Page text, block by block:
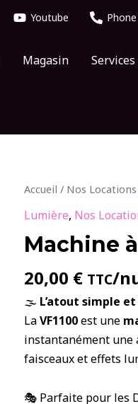
Youtube Phone
Magasin Services
Accueil / Nos Locations
Lumière, Nos
Machine
20,00 € TTC/
🌫️ L’atout simple
LaVF1100est une
instantanément une
faisceaux et effets
🎭 Parfaite pour les